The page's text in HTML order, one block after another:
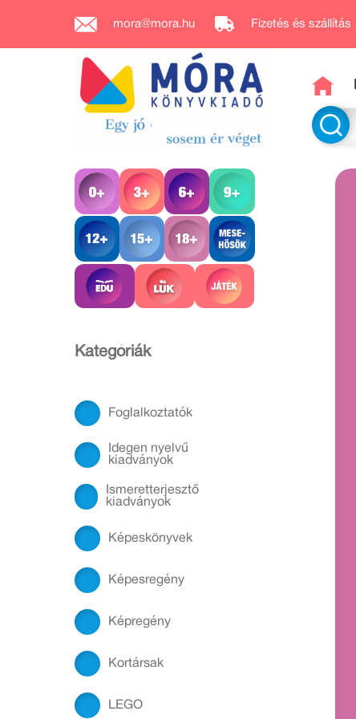
mora@mora.hu Fizetés és szállítás
Kategóriák
Foglalkoztatók
Idegen nyelvű
kiadványok
Ismeretterjesztő
kiadványok
Képeskönyvek
Képesregény
Képregény
Kortársak
LEGO